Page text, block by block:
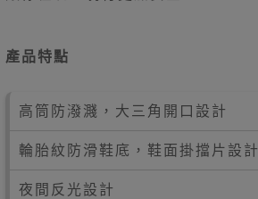
產品特點
高筒防潑濺，大三角開口設計
輪胎紋防滑鞋底，鞋面掛擋片設計
夜間反光設計